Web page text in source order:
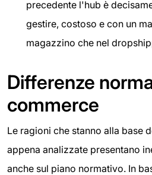
precedente l'hub è
gestire, costoso e con un
magazzino che nel
Differenze
commerce
Le ragioni che stanno alla base
appena analizzate presentano
anche sul piano normativo. In